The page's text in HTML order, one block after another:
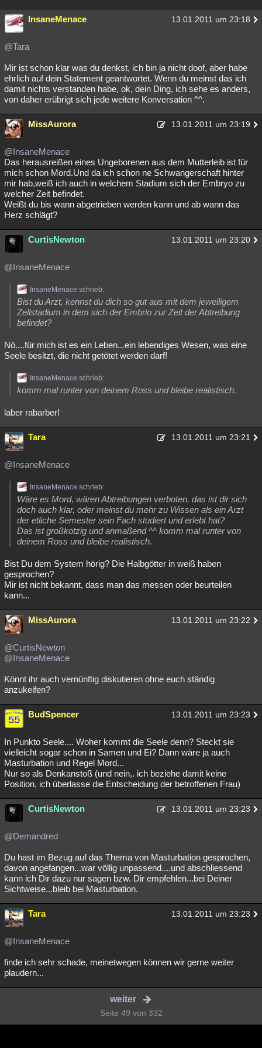
InsaneMenace 13.01.2011 um 23:18
@Tara
Mir ist schon klar was du denkst, ich bin ja nicht doof, aber habe
ehrlich auf dein Statement geantwortet. Wenn du meinst das ich
damit nichts verstanden habe, ok, dein Ding, ich sehe es anders,
von daher erübrigt sich jede weitere Konversation ^^.
MissAurora 13.01.2011 um 23:19
@InsaneMenace
Das herausreißen eines Ungeborenen aus dem Mutterleib ist für
mich schon Mord.Und da ich schon ne Schwangerschaft hinter
mir hab,weiß ich auch in welchem Stadium sich der Embryo zu
welcher Zeit befindet.
Weißt du bis wann abgetrieben werden kann und ab wann das
Herz schlägt?
CurtisNewton 13.01.2011 um 23:20
@InsaneMenace
InsaneMenace schrieb:
Bist du Arzt, kennst du dich so gut aus mit dem jeweiligem
Zellstadium in dem sich der Embrio zur Zeit der Abtreibung
befindet?
Nö....für mich ist es ein Leben...ein lebendiges Wesen, was eine
Seele besitzt, die nicht getötet werden darf!
InsaneMenace schrieb:
komm mal runter von deinem Ross und bleibe realistisch.
laber rabarber!
Tara 13.01.2011 um 23:21
@InsaneMenace
InsaneMenace schrieb:
Wäre es Mord, wären Abtreibungen verboten, das ist dir sich
doch auch klar, oder meinst du mehr zu Wissen als ein Arzt
der etliche Semester sein Fach studiert und erlebt hat?
Das ist großkotzig und anmaßend ^^ komm mal runter von
deinem Ross und bleibe realistisch.
Bist Du dem System hörig? Die Halbgötter in weiß haben
gesprochen?
Mir ist nicht bekannt, dass man das messen oder beurteilen
kann...
MissAurora 13.01.2011 um 23:22
@CurtisNewton
@InsaneMenace
Könnt ihr auch vernünftig diskutieren ohne euch ständig
anzukeifen?
BudSpencer 13.01.2011 um 23:23
In Punkto Seele.... Woher kommt die Seele denn? Steckt sie
vielleicht sogar schon in Samen und Ei? Dann wäre ja auch
Masturbation und Regel Mord...
Nur so als Denkanstoß (und nein,. ich beziehe damit keine
Position, ich überlasse die Entscheidung der betroffenen Frau)
CurtisNewton 13.01.2011 um 23:23
@Demandred
Du hast im Bezug auf das Thema von Masturbation gesprochen,
davon angefangen...war völlig unpassend....und abschliessend
kann ich Dir dazu nur sagen bzw. Dir empfehlen...bei Deiner
Sichtweise...bleib bei Masturbation.
Tara 13.01.2011 um 23:23
@InsaneMenace
finde ich sehr schade, meinetwegen können wir gerne weiter
plaudern...
weiter
Seite 49 von 332